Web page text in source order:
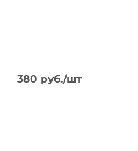
380 руб./шт